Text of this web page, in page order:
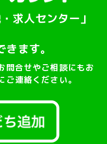
求人センター」
ます。
問合せやご相談にもお
連絡ください。